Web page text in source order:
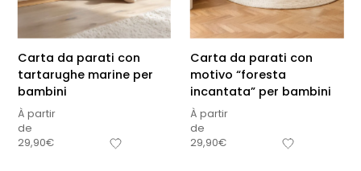
Carta da parati con
tartarughe marine per
bambini
À partir
de
29,90€
Carta da parati con
motivo “foresta
incantata” per bambini
À partir
de
29,90€